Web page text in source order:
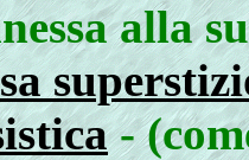
alla
-